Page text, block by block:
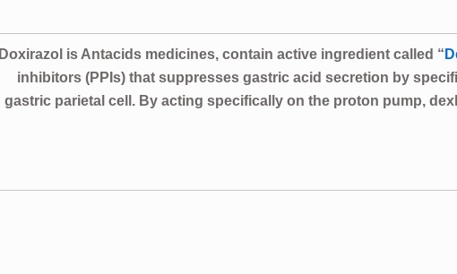
Doxirazol is Antacids medicines, contain active ingredient called “
inhibitors (PPIs) that suppresses gastric acid secretion by
gastric parietal cell. By acting specifically on the proton pump,